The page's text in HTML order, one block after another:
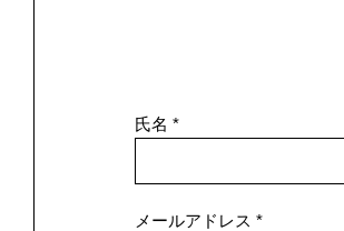
氏名
メールアドレス